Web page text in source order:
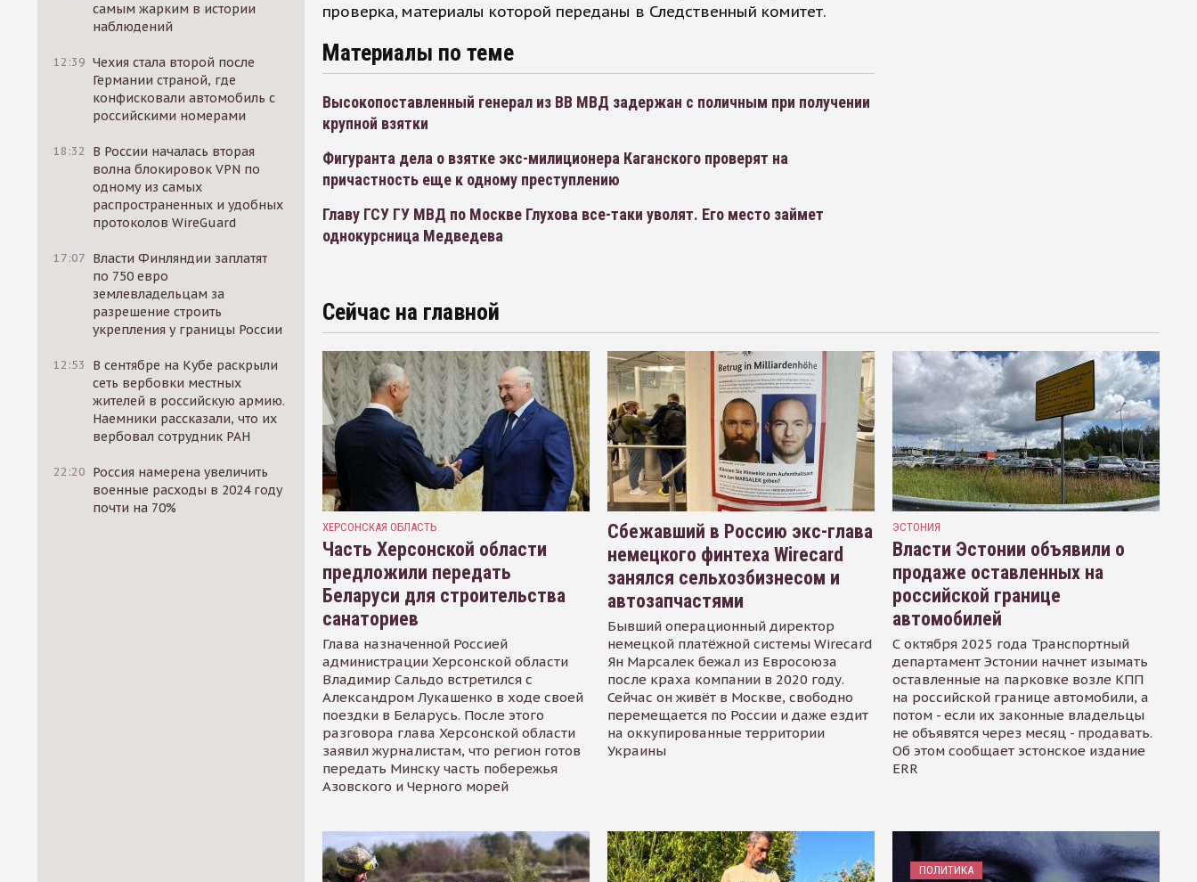
самым жарким в истории
наблюдений
12:39 Чехия стала второй после
Германии страной, где
конфисковали автомобиль с
российскими номерами
18:32
В России началась вторая
волна блокировок VPN по
одному из самых
распространенных и удобных
протоколов WireGuard
17:07 Власти Финляндии заплатят
по 750 евро
землевладельцам за
разрешение строить
укрепления у границы России
12:53
В сентябре на Кубе раскрыли
сеть вербовки местных
жителей в российскую армию.
Наемники рассказали, что их
вербовал сотрудник РАН
22:20 Россия намерена увеличить
военные расходы в 2024 году
почти на 70%
проверка, материалы которой переданы в Следственный комитет.
Материалы по теме
Высокопоставленный генерал из ВВ МВД задержан с поличным при получении
крупной взятки
Фигуранта дела о взятке экс-милиционера Каганского проверят на
причастность еще к одному преступлению
Главу ГСУ ГУ МВД по Москве Глухова все-таки уволят. Его место займет
однокурсница Медведева
Сейчас на главной
ХЕРСОНСКАЯ ОБЛАСТЬ
Часть Херсонской области
предложили передать
Беларуси для строительства
санаториев
Глава назначенной Россией
администрации Херсонской области
Владимир Сальдо встретился с
Александром Лукашенко в ходе своей
поездки в Беларусь. После этого
разговора глава Херсонской области
заявил журналистам, что регион готов
передать Минску часть побережья
Азовского и Черного морей
Сбежавший в Россию экс-глава
немецкого финтеха Wirecard
занялся сельхозбизнесом и
автозапчастями
Бывший операционный директор
немецкой платёжной системы Wirecard
Ян Марсалек бежал из Евросоюза
после краха компании в 2020 году.
Сейчас он живёт в Москве, свободно
перемещается по России и даже ездит
на оккупированные территории
Украины
ЭСТОНИЯ
Власти Эстонии объявили о
продаже оставленных на
российской границе
автомобилей
С октября 2025 года Транспортный
департамент Эстонии начнет изымать
оставленные на парковке возле КПП
на российской границе автомобили, а
потом - если их законные владельцы
не объявятся через месяц - продавать.
Об этом сообщает эстонское издание
ERR
ПОЛИТИКА